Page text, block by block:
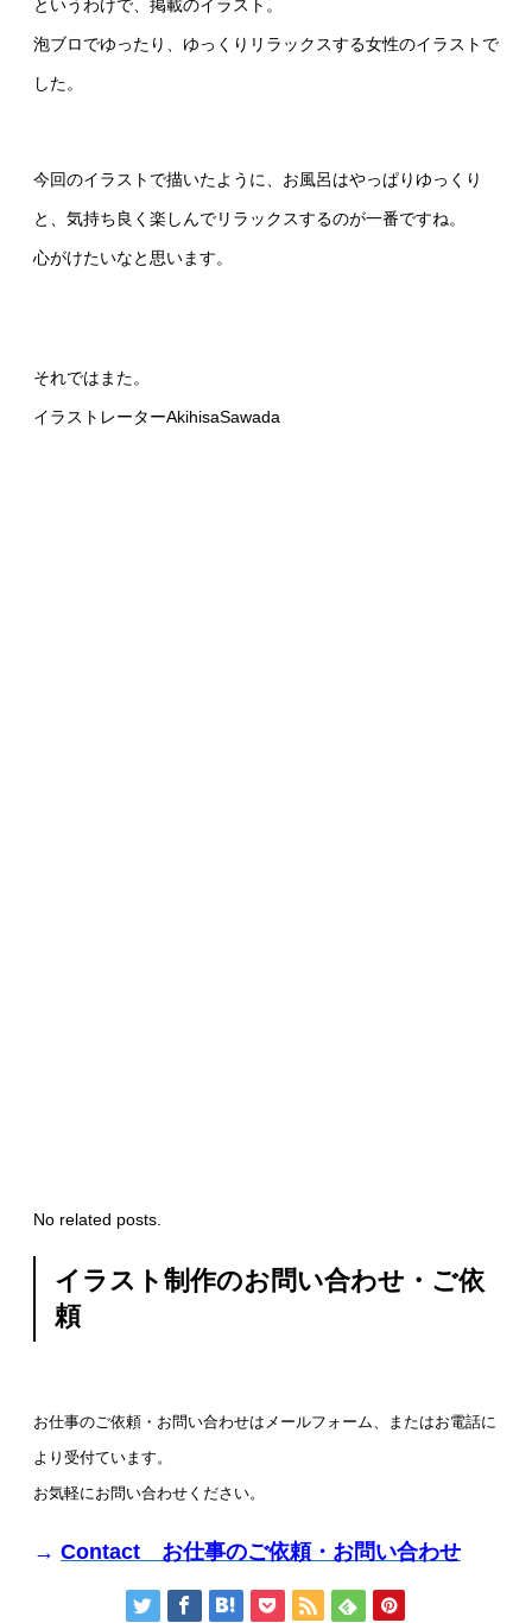
というわけで、掲載のイラスト。
泡ブロでゆったり、ゆっくりリラックスする女性のイラストで
した。
今回のイラストで描いたように、お風呂はやっぱりゆっくり
と、気持ち良く楽しんでリラックスするのが一番ですね。
心がけたいなと思います。
それではまた。
イラストレーターAkihisaSawada
No related posts.
イラスト制作のお問い合わせ・ご依
頼
お仕事のご依頼・お問い合わせはメールフォーム、またはお電話に
より受付ています。
お気軽にお問い合わせください。
→ Contact お仕事のご依頼・お問い合わせ